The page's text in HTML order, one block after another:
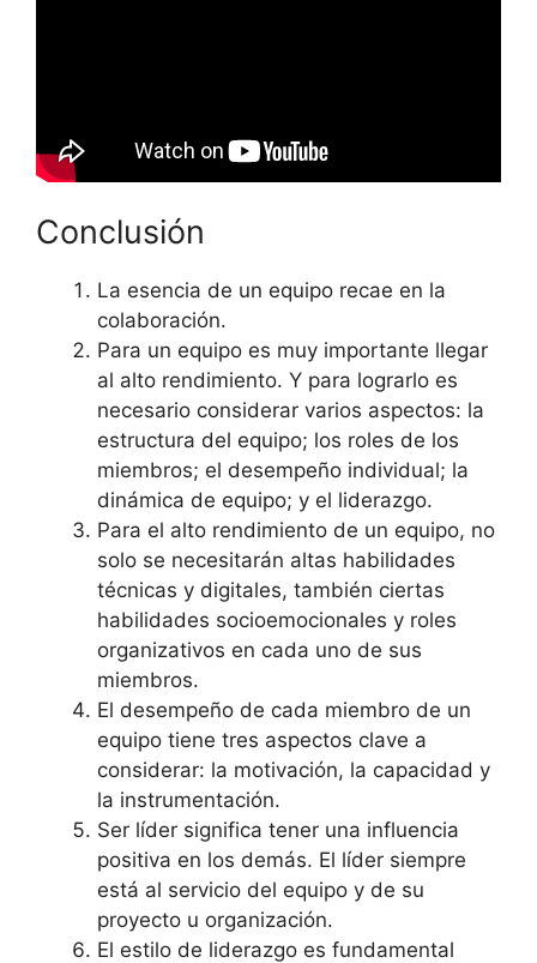
Conclusión
La esencia de un equipo recae en la
colaboración.
Para un equipo es muy importante llegar
al alto rendimiento. Y para lograrlo es
necesario considerar varios aspectos: la
estructura del equipo; los roles de los
miembros; el desempeño individual; la
dinámica de equipo; y el liderazgo.
Para el alto rendimiento de un equipo, no
solo se necesitarán altas habilidades
técnicas y digitales, también ciertas
habilidades socioemocionales y roles
organizativos en cada uno de sus
miembros.
El desempeño de cada miembro de un
equipo tiene tres aspectos clave a
considerar: la motivación, la capacidad y
la instrumentación.
Ser líder significa tener una influencia
positiva en los demás. El líder siempre
está al servicio del equipo y de su
proyecto u organización.
El estilo de liderazgo es fundamental